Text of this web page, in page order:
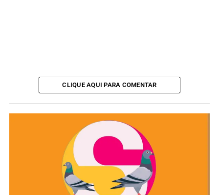
Me Leva Festival – Belo + Ferrugem + Pixote + Turma do
CLIQUE AQUI PARA COMENTAR